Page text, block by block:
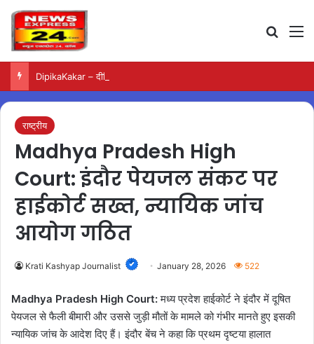
राष्ट्रीय
Madhya Pradesh High
Court: इंदौर पेयजल संकट पर
हाईकोर्ट सख्त, न्यायिक जांच
आयोग गठित
Krati Kashyap Journalist January 28, 2026 522
Madhya Pradesh High Court:मध्य प्रदेश हाईकोर्ट ने इंदौर में दूषित
पेयजल से फैली बीमारी और उससे जुड़ी मौतों के मामले को गंभीर मानते हुए इसकी
न्यायिक जांच के आदेश दिए हैं। इंदौर बेंच ने कहा कि प्रथम दृष्टया हालात